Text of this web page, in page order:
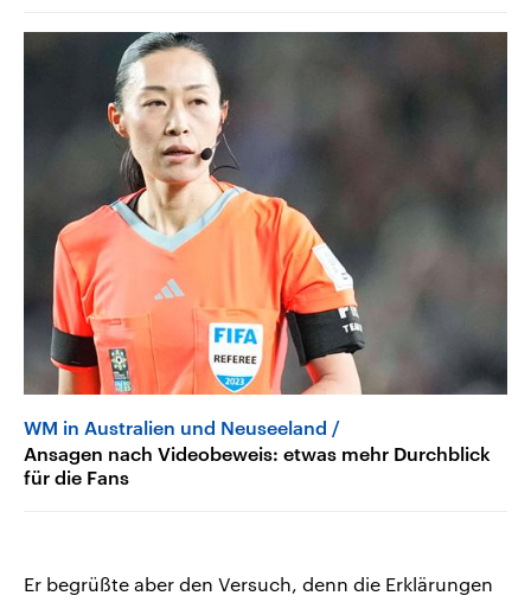
WM in Australien und Neuseeland
Ansagen nach Videobeweis: etwas mehr Durchblick
für die Fans
Er begrüßte aber den Versuch, denn die Erklärungen